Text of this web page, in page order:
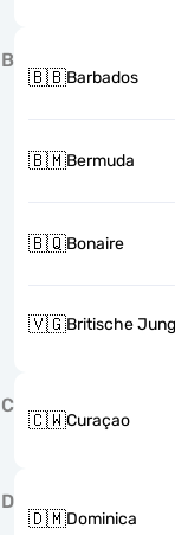
B
🇧🇧Barbados
🇧🇲Bermuda
🇧🇶Bonaire
🇻🇬Britische
C
🇨🇼Curaçao
D
🇩🇲Dominica